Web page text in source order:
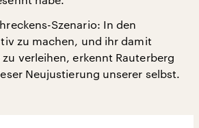
Szenario: In den
zu machen, und ihr damit
verleihen, erkennt Rauterberg
Neujustierung unserer selbst.